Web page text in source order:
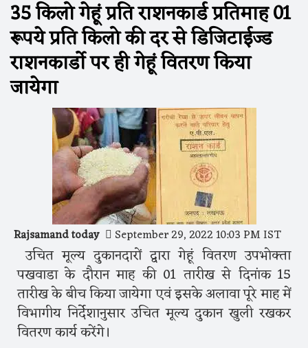
35 किलो गेहूं प्रति राशनकार्ड प्रतिमाह 01
रूपये प्रति किलो की दर से डिजिटाईज्ड
राशनकार्डाे पर ही गेहूं वितरण किया
जायेगा
Rajsamand today September 29, 2022 10:03 PM IST
उचित मूल्य दुकानदारों द्वारा गेहूं वितरण उपभोक्ता
पखवाडा के दौरान माह की 01 तारीख से दिनांक 15
तारीख के बीच किया जायेगा एवं इसके अलावा पूरे माह में
विभागीय निर्देशानुसार उचित मूल्य दुकान खुली रखकर
वितरण कार्य करेंगे।